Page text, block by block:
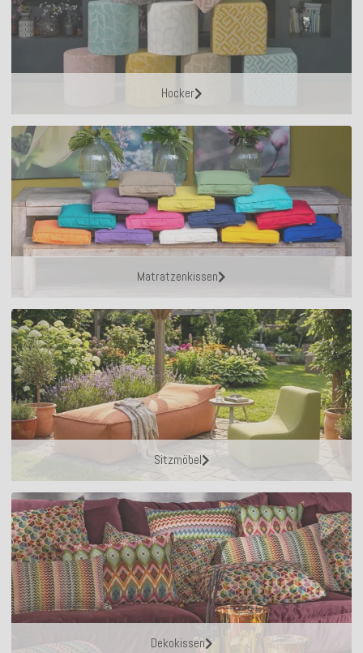
Hocker
Matratzenkissen
Sitzmöbel
Dekokissen